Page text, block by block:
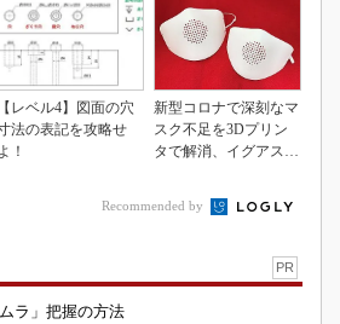
【レベル4】図面の穴
法の表記を攻略せ
！
新型コロナで深刻なマ
スク不足を3Dプリン
タで解消、イグアスが
Recommended by
PR
ラ」把握の方法